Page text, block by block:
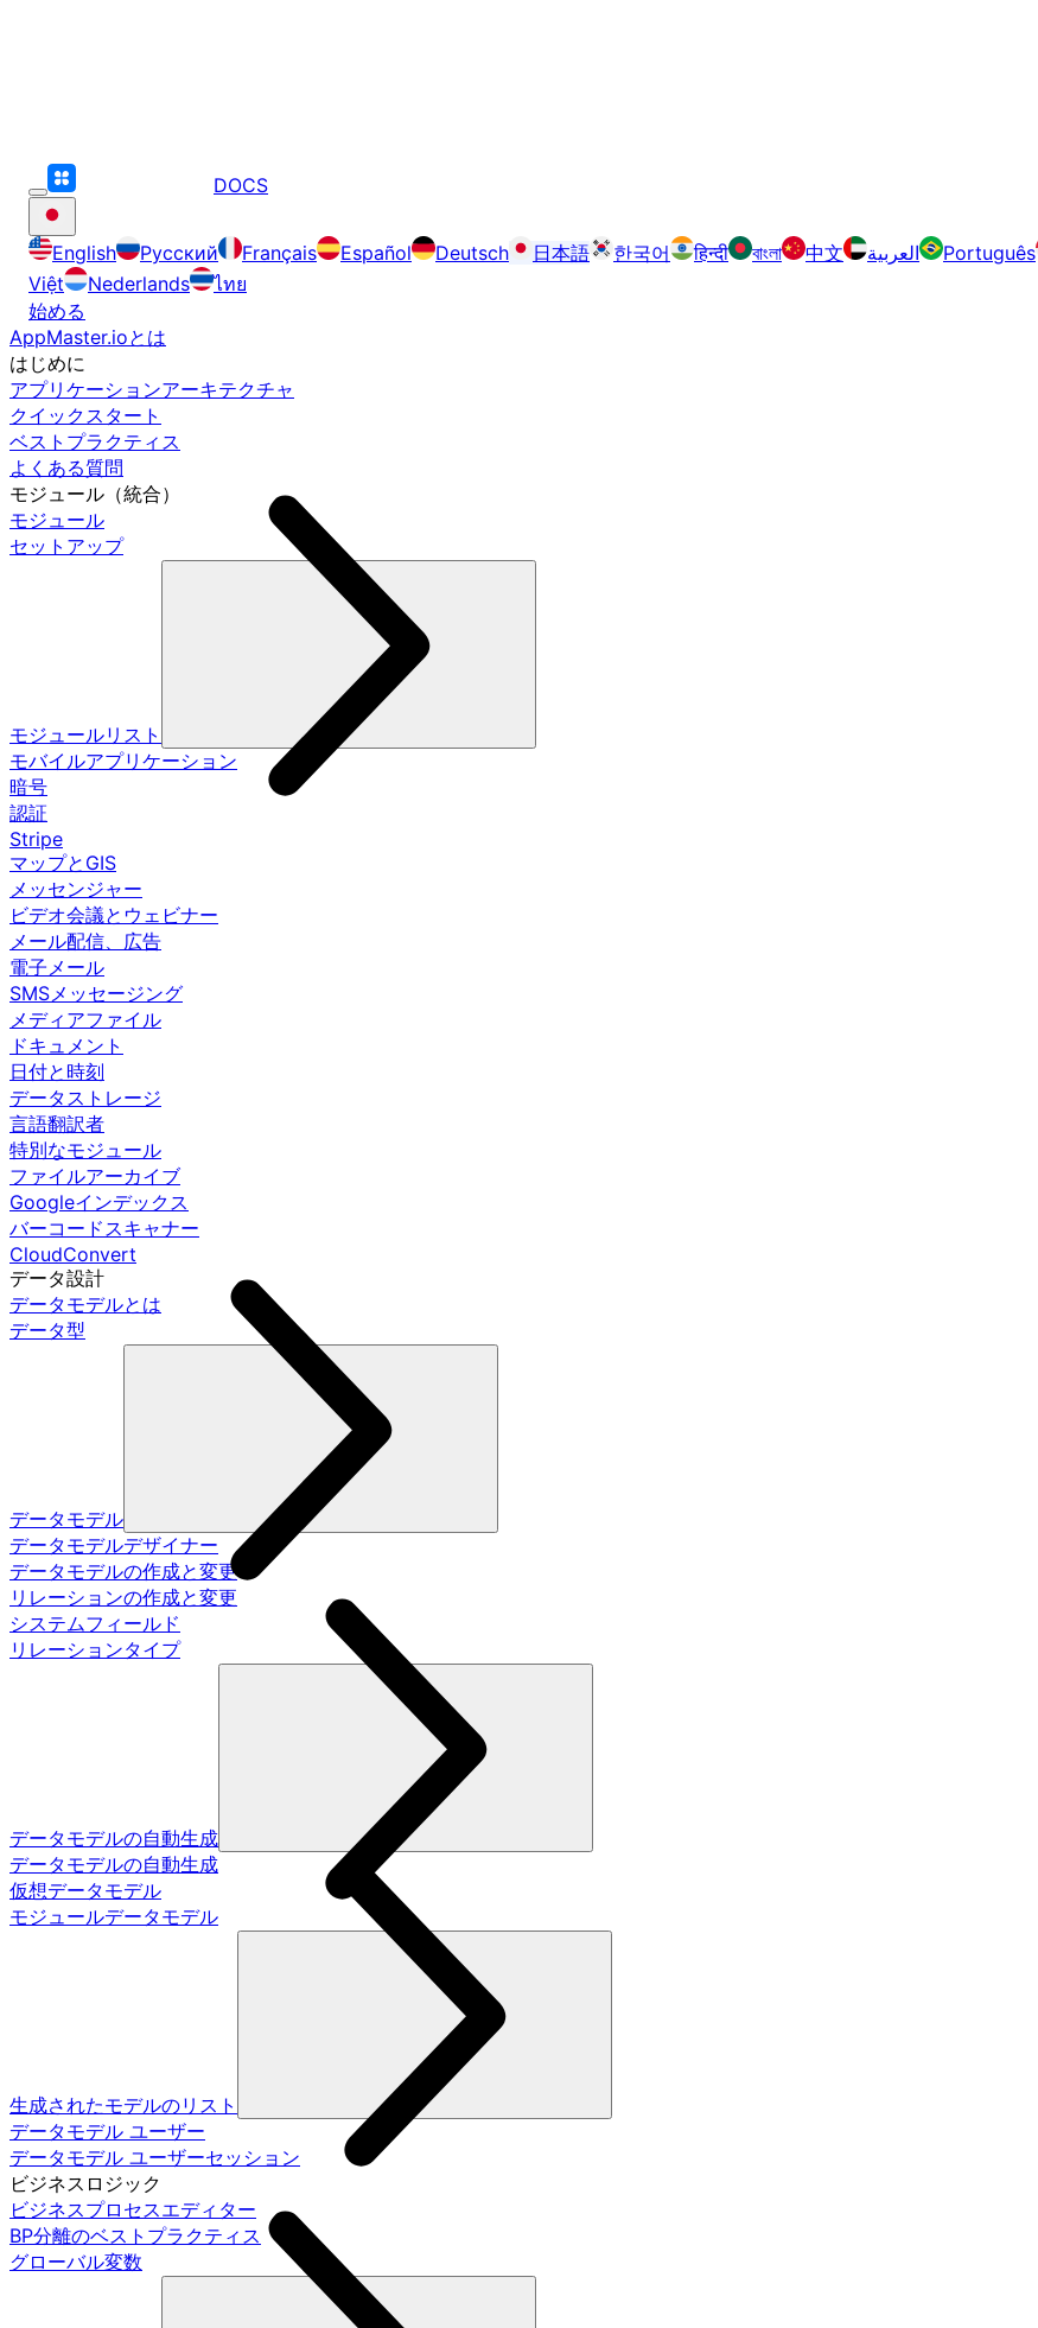
DOCS
English Русский Français Español Deutsch 日本語 한국어 हिन्दी বাংলা 中文 العربية Português
Việt
Nederlands
ไทย
始める
AppMaster.ioとは
はじめに
アプリケーションアーキテクチャ
クイックスタート
ベストプラクティス
よくある質問
モジュール（統合）
モジュール
セットアップ
モジュールリスト
モバイルアプリケーション
暗号
認証
Stripe
マップとGIS
メッセンジャー
ビデオ会議とウェビナー
メール配信、広告
電子メール
SMSメッセージング
メディアファイル
ドキュメント
日付と時刻
データストレージ
言語翻訳者
特別なモジュール
ファイルアーカイブ
Googleインデックス
バーコードスキャナー
CloudConvert
データ設計
データモデルとは
データ型
データモデル
データモデルデザイナー
データモデルの作成と変更
リレーションの作成と変更
システムフィールド
リレーションタイプ
データモデルの自動生成
データモデルの自動生成
仮想データモデル
モジュールデータモデル
生成されたモデルのリスト
データモデル ユーザー
データモデル ユーザーセッション
ビジネスロジック
ビジネスプロセスエディター
BP分離のベストプラクティス
グローバル変数